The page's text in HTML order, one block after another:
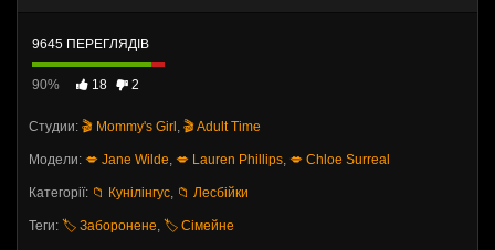
9645 ПЕРЕГЛЯДІВ
90% 18 2
Студии: 🎬 Mommy's Girl , 🎬 Adult Time
Модели: 💋 Jane Wilde, 💋 Lauren Phillips, 💋 Chloe Surreal
Категорії: 📁 Кунілінгус, 📁 Лесбійки
Теги: 🏷️ Заборонене, 🏷️ Сімейне